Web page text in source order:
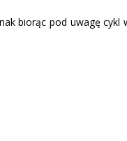
biorąc pod uwagę cykl